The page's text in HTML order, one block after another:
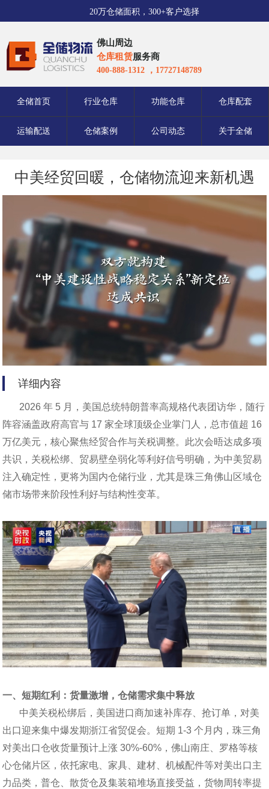
20万仓储面积，300+客户选择
佛山周边
仓库租赁服务商
400-888-1312 ，17727148789
全储首页 行业仓库 功能仓库 仓库配套
运输配送 仓储案例 公司动态 关于全储
中美经贸回暖，仓储物流迎来新机遇
详细内容
2026 年 5 月，美国总统特朗普率高规格代表团访华，随行
阵容涵盖政府高官与 17 家全球顶级企业掌门人，总市值超 16
万亿美元，核心聚焦经贸合作与关税调整。此次会晤达成多项
共识，关税松绑、贸易壁垒弱化等利好信号明确，为中美贸易
注入确定性，更将为国内仓储行业，尤其是珠三角佛山区域仓
储市场带来阶段性利好与结构性变革。
一、短期红利：货量激增，仓储需求集中释放
中美关税松绑后，美国进口商加速补库存、抢订单，对美
出口迎来集中爆发期浙江省贸促会。短期 1-3 个月内，珠三角
对美出口仓收货量预计上涨 30%-60%，佛山南庄、罗格等核
心仓储片区，依托家电、家具、建材、机械配件等对美出口主
力品类，普仓、散货仓及集装箱堆场直接受益，货物周转率提